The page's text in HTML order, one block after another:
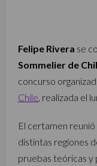
Felipe Rivera se
Sommelier de
concurso
Chile , realizada el
El certamen
distintas regiones
pruebas teóricas y